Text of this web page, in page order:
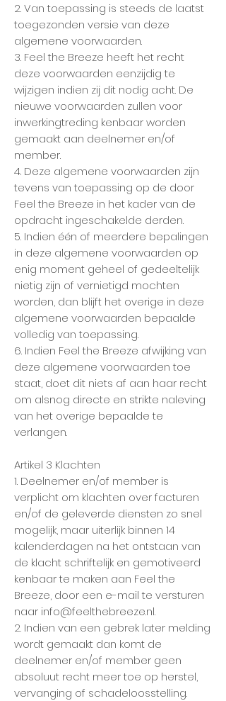
2. Van toepassing is steeds de laatst
toegezonden versie van deze
algemene voorwaarden.
3. Feel the Breeze heeft het recht
deze voorwaarden eenzijdig te
wijzigen indien zij dit nodig acht. De
nieuwe voorwaarden zullen voor
inwerkingtreding kenbaar worden
gemaakt aan deelnemer en/of
member.
4. Deze algemene voorwaarden zijn
tevens van toepassing op de door
Feel the Breeze in het kader van de
opdracht ingeschakelde derden.
5. Indien één of meerdere bepalingen
in deze algemene voorwaarden op
enig moment geheel of gedeeltelijk
nietig zijn of vernietigd mochten
worden, dan blijft het overige in deze
algemene voorwaarden bepaalde
volledig van toepassing.
6. Indien Feel the Breeze afwijking van
deze algemene voorwaarden toe
staat, doet dit niets af aan haar recht
om alsnog directe en strikte naleving
van het overige bepaalde te
verlangen.
Artikel 3 Klachten
1. Deelnemer en/of member is
verplicht om klachten over facturen
en/of de geleverde diensten zo snel
mogelijk, maar uiterlijk binnen 14
kalenderdagen na het ontstaan van
de klacht schriftelijk en gemotiveerd
kenbaar te maken aan Feel the
Breeze, door een e-mail te versturen
naar info@feelthebreeze.nl.
2. Indien van een gebrek later melding
wordt gemaakt dan komt de
deelnemer en/of member geen
absoluut recht meer toe op herstel,
vervanging of schadeloosstelling.